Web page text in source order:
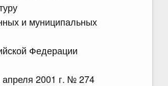
и муниципальных
Федерации
апреля 2001 г. № 274